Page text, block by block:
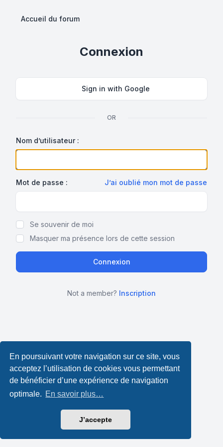
En poursuivant votre navigation sur ce site, vous
acceptez l’utilisation de cookies vous permettant
de bénéficier d’une expérience de navigation
optimale. En savoir plus…
J’accepte
Accueil du forum
Connexion
Sign in with Google
OR
Nom d’utilisateur :
Mot de passe : J’ai oublié mon mot de passe
Se souvenir de moi
Masquer ma présence lors de cette session
Not a member? Inscription